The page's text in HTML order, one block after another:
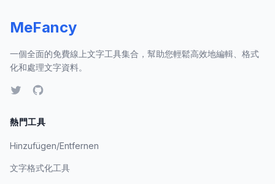
MeFancy
一個全面的免費線上文字工具集合，幫助您輕鬆高效地編輯、格式
化和處理文字資料。
熱門工具
Hinzufügen/Entfernen
文字格式化工具